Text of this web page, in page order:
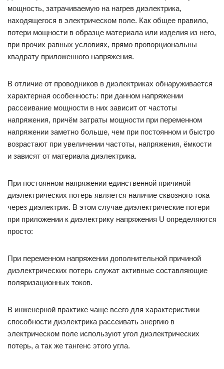
мощность, затрачиваемую на нагрев диэлектрика,
находящегося в электрическом поле. Как общее правило,
потери мощности в образце материала или изделия из него,
при прочих равных условиях, прямо пропорциональны
квадрату приложенного напряжения.
В отличие от проводников в диэлектриках обнаруживается
характерная особенность: при данном напряжении
рассеивание мощности в них зависит от частоты
напряжения, причём затраты мощности при переменном
напряжении заметно больше, чем при постоянном и быстро
возрастают при увеличении частоты, напряжения, ёмкости
и зависят от материала диэлектрика.
При постоянном напряжении единственной причиной
диэлектрических потерь является наличие сквозного тока
через диэлектрик. В этом случае диэлектрические потери
при приложении к диэлектрику напряжения U определяются
просто:
При переменном напряжении дополнительной причиной
диэлектрических потерь служат активные составляющие
поляризационных токов.
В инженерной практике чаще всего для характеристики
способности диэлектрика рассеивать энергию в
электрическом поле используют угол диэлектрических
потерь, а так же тангенс этого угла.